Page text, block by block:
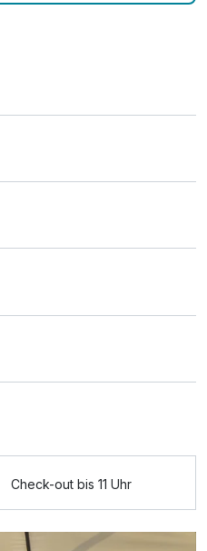
p.P. ab 1.155,00 €
Check-out bis 11 Uhr